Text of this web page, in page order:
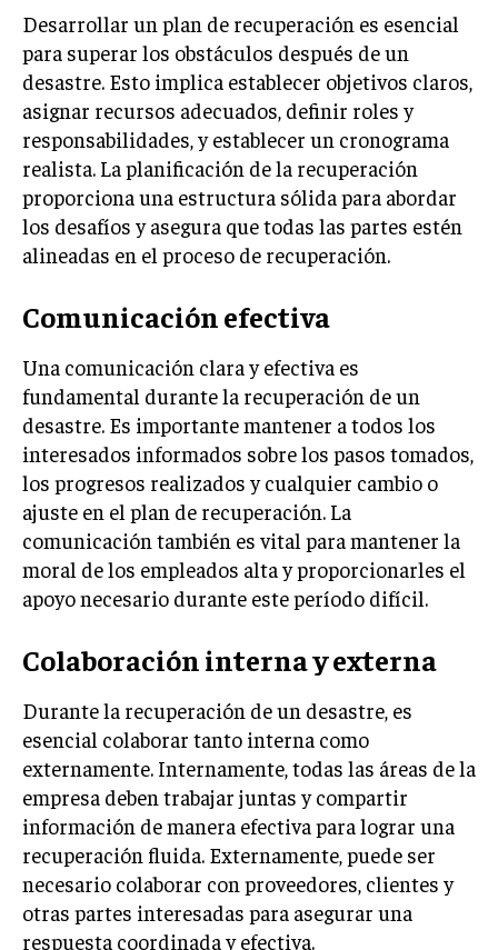
MARKETING B2C
FRANQUICIAS
MARKETING DE INFLUENCERS
E-COMMERCE
E-COMMERCE Y COMERCIO ELECTRÓNICO
ESTRATEGIAS DE PRICING Y GESTIÓN DE
PRECIOS
GESTIÓN DE LA EXPERIENCIA DEL CLIENTE
MÁS
PROYECTOS
GESTIÓN DE PROYECTOS
GESTIÓN DE OPERACIONES Y CADENA DE
SUMINISTRO
LOGÍSTICA EMPRESARIAL
TALENTOS
TALENTO
COMPENSACIÓN Y BENEFICIOS
RECLUTAMIENTO Y SELECCIÓN
DESARROLLO DE PERSONAL
GESTIÓN DEL DESEMPEÑO
CULTURA Y CLIMA ORGANIZACIONAL
Desarrollar un plan de recuperación es esencial
para superar los obstáculos después de un
desastre. Esto implica establecer objetivos claros,
asignar recursos adecuados, definir roles y
responsabilidades, y establecer un cronograma
realista. La planificación de la recuperación
proporciona una estructura sólida para abordar
los desafíos y asegura que todas las partes estén
alineadas en el proceso de recuperación.
Comunicación efectiva
Una comunicación clara y efectiva es
fundamental durante la recuperación de un
desastre. Es importante mantener a todos los
interesados informados sobre los pasos tomados,
los progresos realizados y cualquier cambio o
ajuste en el plan de recuperación. La
comunicación también es vital para mantener la
moral de los empleados alta y proporcionarles el
apoyo necesario durante este período difícil.
Colaboración interna y externa
Durante la recuperación de un desastre, es
esencial colaborar tanto interna como
externamente. Internamente, todas las áreas de la
empresa deben trabajar juntas y compartir
información de manera efectiva para lograr una
recuperación fluida. Externamente, puede ser
necesario colaborar con proveedores, clientes y
otras partes interesadas para asegurar una
respuesta coordinada y efectiva.